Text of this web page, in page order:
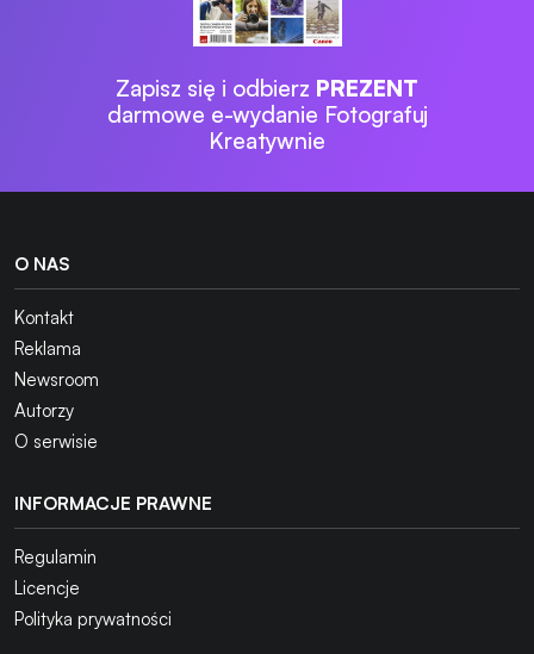
Zapisz się i odbierz PREZENT
darmowe e-wydanie Fotografuj
Kreatywnie
O NAS
Kontakt
Reklama
Newsroom
Autorzy
O serwisie
INFORMACJE PRAWNE
Regulamin
Licencje
Polityka prywatności